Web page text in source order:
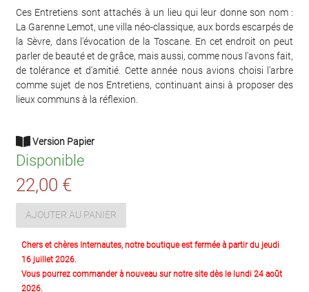
Ces Entretiens sont attachés à un lieu qui leur donne son nom :
La Garenne Lemot, une villa néo-classique, aux bords escarpés de
la Sèvre, dans l'évocation de la Toscane. En cet endroit on peut
parler de beauté et de grâce, mais aussi, comme nous l'avons fait,
de tolérance et d'amitié. Cette année nous avions choisi l'arbre
comme sujet de nos Entretiens, continuant ainsi à proposer des
lieux communs à la réflexion.
Version Papier
Disponible
22,00 €
AJOUTER AU PANIER
Chers et chères Internautes, notre boutique est fermée à partir du jeudi
16 juillet 2026.
Vous pourrez commander à nouveau sur notre site dès le lundi 24 août
2026.